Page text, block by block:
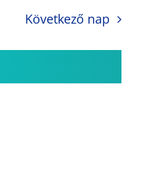
Következő nap